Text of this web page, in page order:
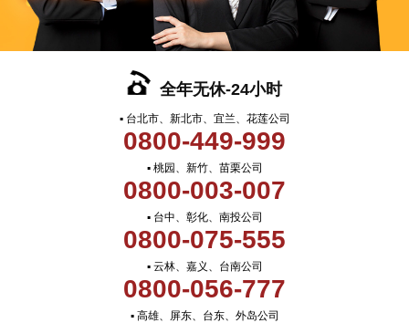
全年无休-24小时
▪ 台北市、新北市、宜兰、花莲公司
0800-449-999
▪ 桃园、新竹、苗栗公司
0800-003-007
▪ 台中、彰化、南投公司
0800-075-555
▪ 云林、嘉义、台南公司
0800-056-777
▪ 高雄、屏东、台东、外岛公司